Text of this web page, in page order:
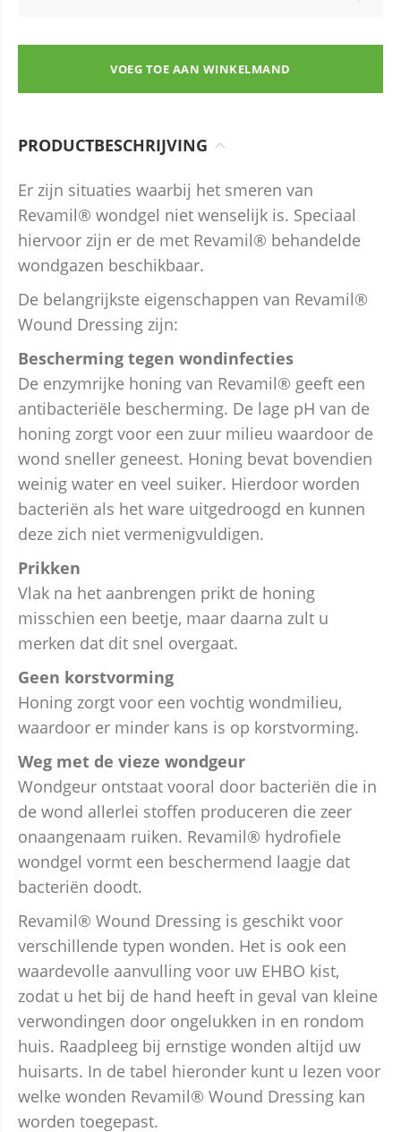
VOEG TOE AAN WINKELMAND
PRODUCTBESCHRIJVING
Er zijn situaties waarbij het smeren van
Revamil® wondgel niet wenselijk is. Speciaal
hiervoor zijn er de met Revamil® behandelde
wondgazen beschikbaar.
De belangrijkste eigenschappen van Revamil®
Wound Dressing zijn:
Bescherming tegen wondinfecties
De enzymrijke honing van Revamil® geeft een
antibacteriële bescherming. De lage pH van de
honing zorgt voor een zuur milieu waardoor de
wond sneller geneest. Honing bevat bovendien
weinig water en veel suiker. Hierdoor worden
bacteriën als het ware uitgedroogd en kunnen
deze zich niet vermenigvuldigen.
Prikken
Vlak na het aanbrengen prikt de honing
misschien een beetje, maar daarna zult u
merken dat dit snel overgaat.
Geen korstvorming
Honing zorgt voor een vochtig wondmilieu,
waardoor er minder kans is op korstvorming.
Weg met de vieze wondgeur
Wondgeur ontstaat vooral door bacteriën die in
de wond allerlei stoffen produceren die zeer
onaangenaam ruiken. Revamil® hydrofiele
wondgel vormt een beschermend laagje dat
bacteriën doodt.
Revamil® Wound Dressing is geschikt voor
verschillende typen wonden. Het is ook een
waardevolle aanvulling voor uw EHBO kist,
zodat u het bij de hand heeft in geval van kleine
verwondingen door ongelukken in en rondom
huis. Raadpleeg bij ernstige wonden altijd uw
huisarts. In de tabel hieronder kunt u lezen voor
welke wonden Revamil® Wound Dressing kan
worden toegepast.